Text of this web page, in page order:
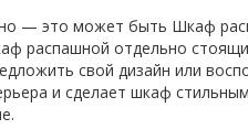
— это может быть Шкаф
распашной отдельно
свой дизайн или
и сделает шкаф